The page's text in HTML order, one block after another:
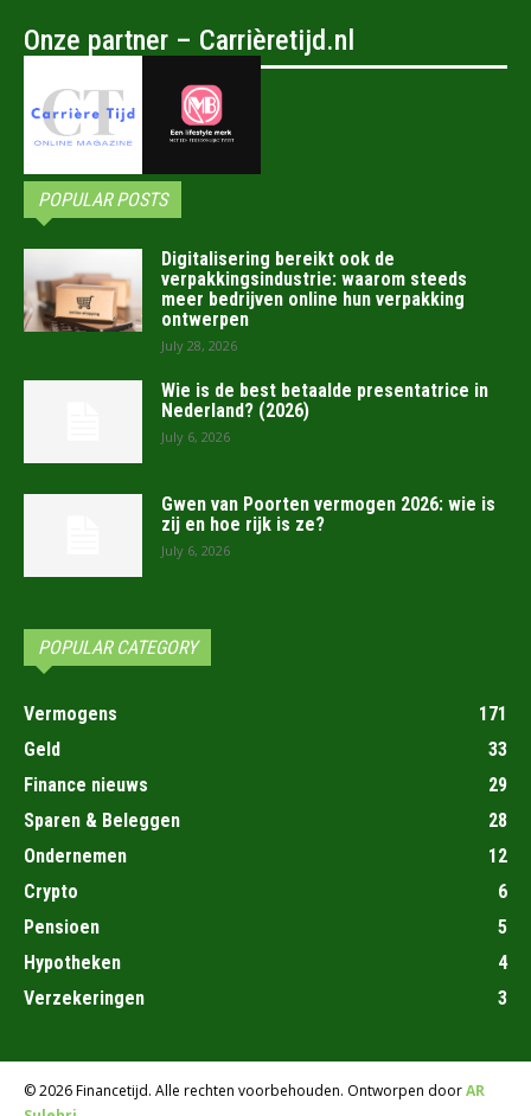
Onze partner – Carrièretijd.nl
POPULAR POSTS
Digitalisering bereikt ook de
verpakkingsindustrie: waarom steeds
meer bedrijven online hun verpakking
ontwerpen
July 28, 2026
Wie is de best betaalde presentatrice in
Nederland? (2026)
July 6, 2026
Gwen van Poorten vermogen 2026: wie is
zij en hoe rijk is ze?
July 6, 2026
POPULAR CATEGORY
Vermogens
171
Geld
33
Finance nieuws
29
Sparen & Beleggen
28
Ondernemen
12
Crypto
6
Pensioen
5
Hypotheken
4
Verzekeringen
3
© 2026 Financetijd. Alle rechten voorbehouden. Ontworpen doorAR